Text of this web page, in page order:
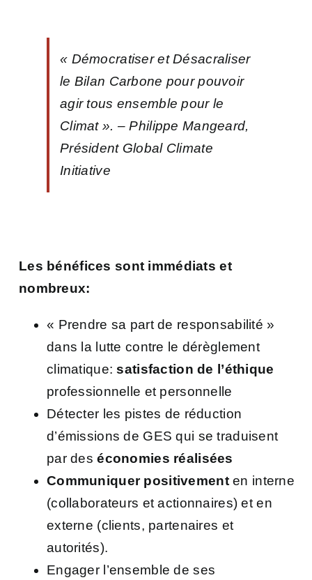
« Démocratiser et Désacraliser
le Bilan Carbone pour pouvoir
agir tous ensemble pour le
Climat». – Philippe Mangeard,
Président Global Climate
Initiative
Les bénéfices sont immédiats et
nombreux:
« Prendre sa part de responsabilité »
dans la lutte contre le dérèglement
climatique:satisfaction de l’éthique
professionnelle et personnelle
Détecter les pistes de réduction
d’émissions de GES qui se traduisent
par deséconomies réalisées
Communiquer positivementen interne
(collaborateurs et actionnaires) et en
externe (clients, partenaires et
autorités).
Engager l’ensemble de ses